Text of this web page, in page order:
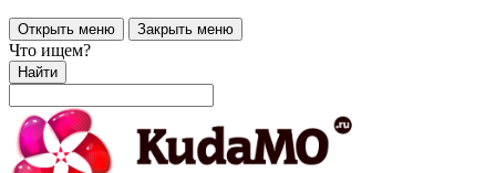
Открыть меню Закрыть меню
Что ищем?
Найти